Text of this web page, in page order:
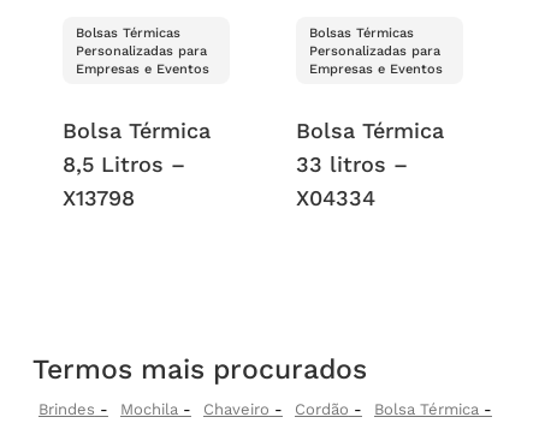
Bolsas Térmicas
Personalizadas para
Empresas e Eventos
Bolsa Térmica
8,5 Litros –
X13798
Bolsas Térmicas
Personalizadas para
Empresas e Eventos
Bolsa Térmica
33 litros –
X04334
Termos mais procurados
Brindes Mochila Chaveiro Cordão
Bolsa Térmica